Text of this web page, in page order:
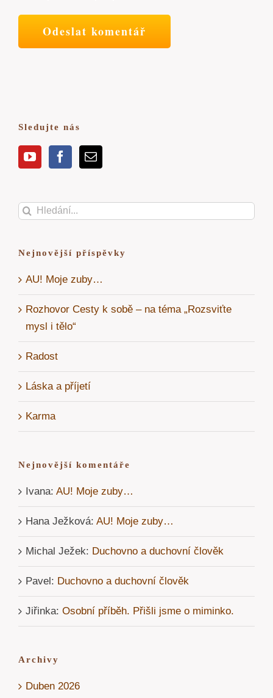
Sledujte nás
Hledat:
Nejnovější příspěvky
AU! Moje zuby…
Rozhovor Cesty k sobě – na téma „Rozsviťte
mysl i tělo“
Radost
Láska a příjetí
Karma
Nejnovější komentáře
Ivana: AU! Moje zuby…
Hana Ježková: AU! Moje zuby…
Michal Ježek: Duchovno a duchovní člověk
Pavel: Duchovno a duchovní člověk
Jiřinka: Osobní příběh. Přišli jsme o miminko.
Archivy
Duben 2026